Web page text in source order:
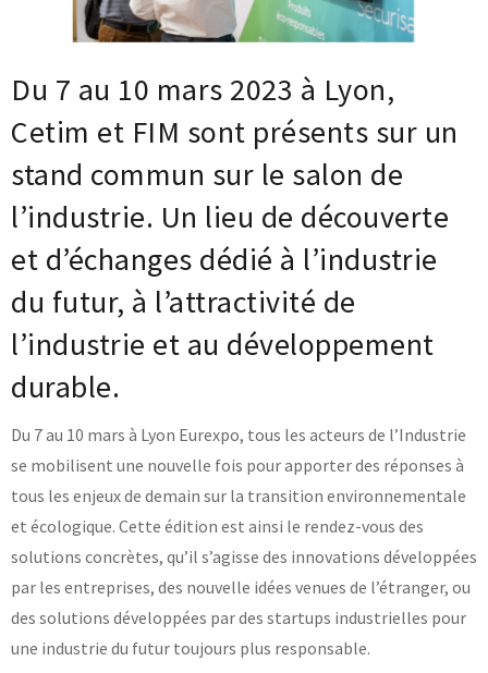
Essais – contrôles – mesures
Conseil et Expertises
Témoignages Clients
NOS FORMATIONS CETIM ACADEMY®
Thématiques
Briques technologiques
Chaînes de valeur
Qualifiantes / certifiantes
Parcours de spécialisation
A distance
A l'international
NOS LOGICIELS
Logiciels de calcul
Bases de données
APPUI À L’INDUSTRIE
Programmes régionaux
Normalisation
Technologies Prioritaires 2030
Laboratoires communs
Carnot
Fondation Cetim
Publications scientifiques
Librairie
AGRÉMENTS ET RECONNAISSANCES QSE
Certifications qualité
Cofrac Étalonnage
Cofrac Essai
MASE
Notifications CE
Agréments internationaux
Agrément ministériel
Certifications Cofrend
QUI SOMMES-NOUS ?
Le Cetim en bref
Gouvernance
Information pratiques
Du 7 au 10 mars 2023 à Lyon,
Cetim et FIM sont présents sur un
stand commun sur le salon de
l’industrie. Un lieu de découverte
et d’échanges dédié à l’industrie
du futur, à l’attractivité de
l’industrie et au développement
durable.
Du 7 au 10 mars à Lyon Eurexpo, tous les acteurs de l’Industrie
se mobilisent une nouvelle fois pour apporter des réponses à
tous les enjeux de demain sur la transition environnementale
et écologique. Cette édition est ainsi le rendez-vous des
solutions concrètes, qu’il s’agisse des innovations développées
par les entreprises, des nouvelle idées venues de l’étranger, ou
des solutions développées par des startups industrielles pour
une industrie du futur toujours plus responsable.